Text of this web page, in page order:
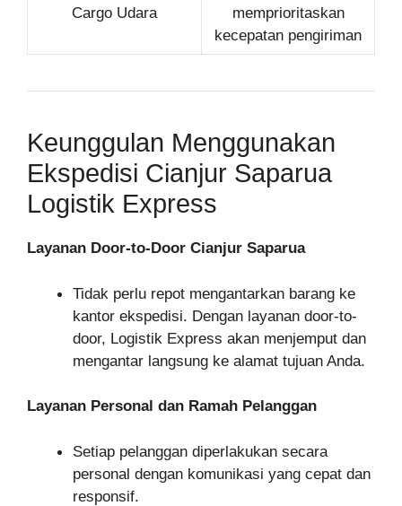
Cargo Udara
memprioritaskan
kecepatan pengiriman
Keunggulan Menggunakan
Ekspedisi Cianjur Saparua
Logistik Express
Layanan Door-to-Door Cianjur Saparua
Tidak perlu repot mengantarkan barang ke
kantor ekspedisi. Dengan layanan door-to-
door, Logistik Express akan menjemput dan
mengantar langsung ke alamat tujuan Anda.
Layanan Personal dan Ramah Pelanggan
Setiap pelanggan diperlakukan secara
personal dengan komunikasi yang cepat dan
responsif.